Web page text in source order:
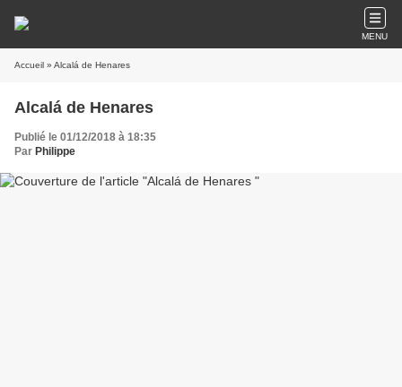
MENU
Accueil » Alcalá de Henares
Alcalá de Henares
Publié le 01/12/2018 à 18:35
Par Philippe